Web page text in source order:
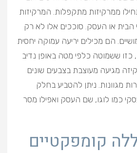
ממרקיזות מתקפלות. המרקיזות
הבית או העסק. סוככים אלו לא רק
הם מכילים יריעה עמוקה יחסית
ששמוטה כלפי מטה באופן נדיב
מגיעה מעוצבת בצבעים שונים
מגוונות. ניתן להטביע בחלק
כמו לוגו, שם העסק ואפילו מסר
קומפקטיים